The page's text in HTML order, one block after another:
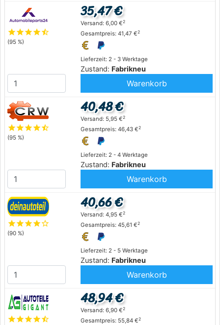
starstarstarstarstar_half
(95 %)
Lieferzeit: 2 - 3 Werktage
Zustand: Fabrikneu
35,47 €
Versand: 6,00 €2
Gesamtpreis: 41,47 €2
Warenkorb
starstarstarstarstar_half
(95 %)
Lieferzeit: 2 - 4 Werktage
Zustand: Fabrikneu
40,48 €
Versand: 5,95 €2
Gesamtpreis: 46,43 €2
Warenkorb
starstarstarstarstar_outline
(90 %)
Lieferzeit: 2 - 5 Werktage
Zustand: Fabrikneu
40,66 €
Versand: 4,95 €2
Gesamtpreis: 45,61 €2
Warenkorb
starstarstarstarstar_half
48,94 €
Versand: 6,90 €2
Gesamtpreis: 55,84 €2